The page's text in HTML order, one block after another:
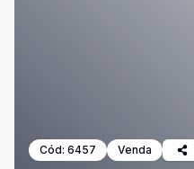
Cód: 6457 Venda